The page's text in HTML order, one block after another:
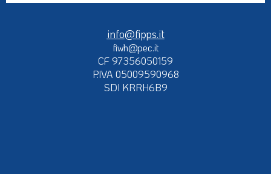
info@fipps.it
fiwh@pec.it
CF 97356050159
P.IVA 05009590968
SDI KRRH6B9